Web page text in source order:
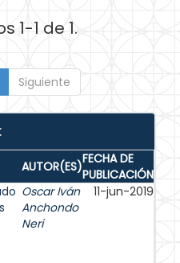
1-1 de 1.
Siguiente
AUTOR(ES)FECHA DE
PUBLICACIÓN
Oscar Iván
Anchondo
Neri
11-jun-2019